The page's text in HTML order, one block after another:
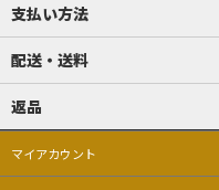
支払い方法
配送・送料
返品
マイアカウント